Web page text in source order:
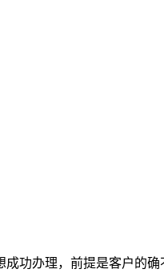
功办理，前提是客户的